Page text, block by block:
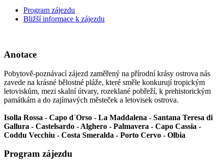
Program zájezdu
Bližší informace k zájezdu
Anotace
Pobytově-poznávací zájezd zaměřený na přírodní krásy ostrova nás
zavede na krásné bělostné pláže, které směle konkurují tropickým
letoviskům, mezi skalní útvary, rozeklané pobřeží, k prehistorickým
památkám a do zajímavých městeček a letovisek ostrova.
Isolla Rossa - Capo d´Orso - La Maddalena - Santana Teresa di
Gallura - Castelsardo - Alghero - Palmavera - Capo Cassia -
Coddu Vecchiu - Costa Smeralda - Porto Cervo - Olbia
Program zájezdu